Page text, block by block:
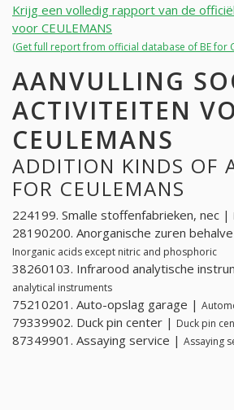
Krijg een volledig rapport van de
voor CEULEMANS
(Get full report from official database of BE for
AANVULLING
ACTIVITEITEN
CEULEMANS
ADDITION KINDS OF
FOR CEULEMANS
224199. Smalle stoffenfabrieken, nec |
28190200. Anorganische zuren
Inorganic acids except nitric and phosphoric
38260103. Infrarood analytische
analytical instruments
75210201. Auto-opslag garage |
79339902. Duck pin center | Duck pin
87349901. Assaying service | Assaying